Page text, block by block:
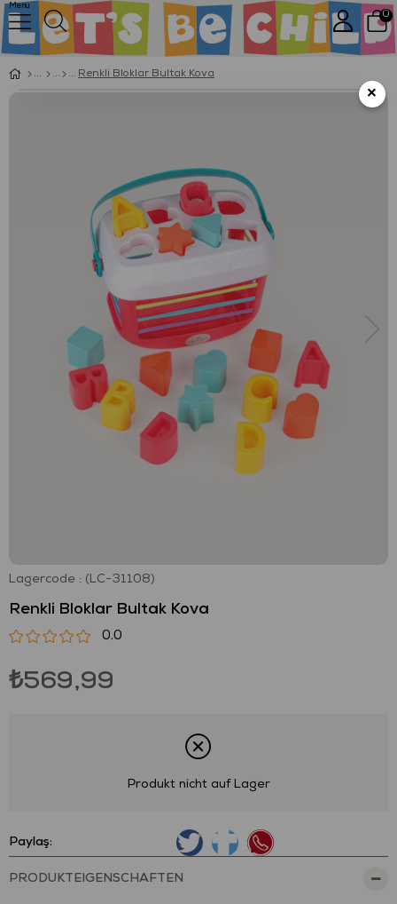
Menu
0
Renkli Bloklar Bultak Kova
Lagercode (LC-31108)
Renkli Bloklar Bultak Kova
0.0
₺569,99
Produkt nicht auf Lager
Paylaş:
PRODUKTEIGENSCHAFTEN
×